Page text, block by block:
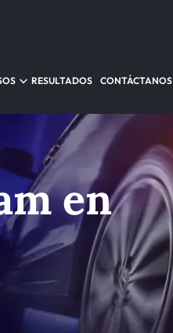
RESULTADOS CONTÁCTANOS
en